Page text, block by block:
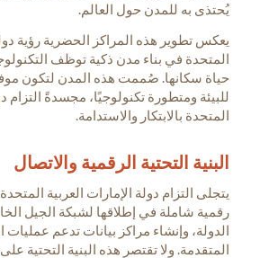
يُحتذى به للمدن حول العالم.
يعكس تطوير هذه المراكز الحضرية رؤية
المتحدة في بناء مدن ذكية توظف
حياة سكانها. صُممت هذه المدن لتكون
للبيئة ومتطورة تكنولوجيًا، مجسدةً التزام
المتحدة بالابتكار والاستدامة.
البنية التحتية الرقمية والاتصال
يتجلى التزام دولة الإمارات العربية
رقمية شاملة في إطلاقها لشبكة الجيل
الدولة، وإنشاء مراكز بيانات تدعم عمليات
المتقدمة. ولا تقتصر هذه البنية التحتية